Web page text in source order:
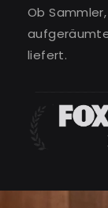
Ob
liefert.